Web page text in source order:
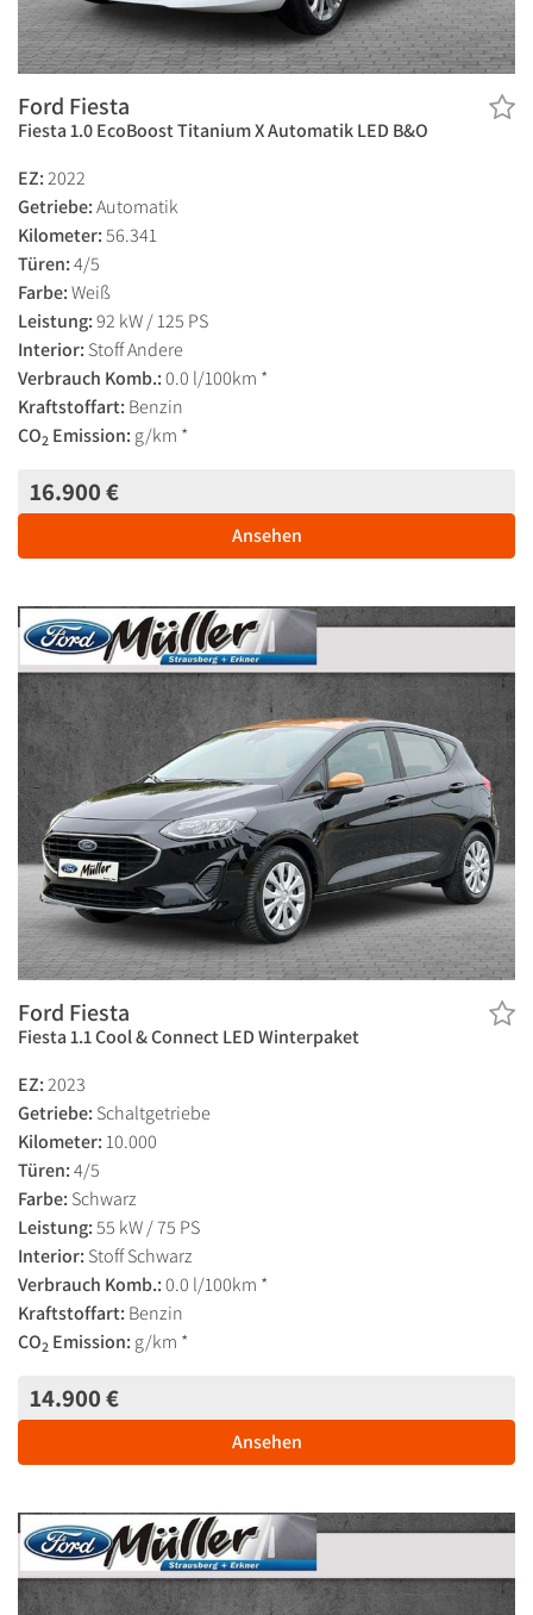
Ford Fiesta
Fiesta 1.0 EcoBoost Titanium X Automatik LED B&O
EZ:2022
Getriebe:Automatik
Kilometer:56.341
Türen:4/5
Farbe:Weiß
Leistung:92 kW / 125 PS
Interior: Stoff Andere
Verbrauch Komb.:0.0 l/100km *
Kraftstoffart: Benzin
CO2 Emission: g/km *
16.900 €
Ansehen
Ford Fiesta
Fiesta 1.1 Cool & Connect LED Winterpaket
EZ:2023
Getriebe: Schaltgetriebe
Kilometer: 10.000
Türen:4/5
Farbe: Schwarz
Leistung:55 kW / 75 PS
Interior: Stoff Schwarz
Verbrauch Komb.:0.0 l/100km *
Kraftstoffart: Benzin
CO2 Emission: g/km *
14.900 €
Ansehen